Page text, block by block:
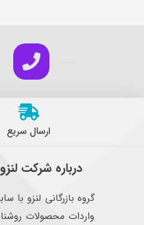
ارسال سریع
درباره شرکت لنزو
گروه بازرگانی لنزو با
واردات محصولات